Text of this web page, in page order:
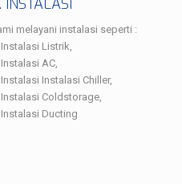
INSTALASI
melayani instalasi seperti :
Instalasi Listrik,
AC,
Instalasi Chiller,
Instalasi Coldstorage,
Instalasi Ducting